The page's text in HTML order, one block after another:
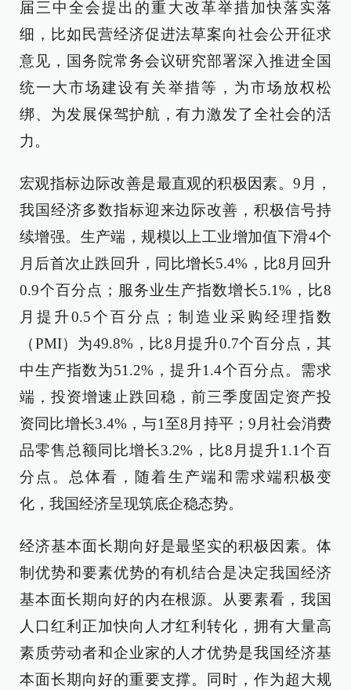
届三中全会提出的重大改革举措加快落实落
细，比如民营经济促进法草案向社会公开征求
意见，国务院常务会议研究部署深入推进全国
统一大市场建设有关举措等，为市场放权松
绑、为发展保驾护航，有力激发了全社会的活
力。
宏观指标边际改善是最直观的积极因素。9月，
我国经济多数指标迎来边际改善，积极信号持
续增强。生产端，规模以上工业增加值下滑4个
月后首次止跌回升，同比增长5.4%，比8月回升
0.9个百分点；服务业生产指数增长5.1%，比8
月提升0.5个百分点；制造业采购经理指数
（PMI）为49.8%，比8月提升0.7个百分点，其
中生产指数为51.2%，提升1.4个百分点。需求
端，投资增速止跌回稳，前三季度固定资产投
资同比增长3.4%，与1至8月持平；9月社会消费
品零售总额同比增长3.2%，比8月提升1.1个百
分点。总体看，随着生产端和需求端积极变
化，我国经济呈现筑底企稳态势。
经济基本面长期向好是最坚实的积极因素。体
制优势和要素优势的有机结合是决定我国经济
基本面长期向好的内在根源。从要素看，我国
人口红利正加快向人才红利转化，拥有大量高
素质劳动者和企业家的人才优势是我国经济基
本面长期向好的重要支撑。同时，作为超大规